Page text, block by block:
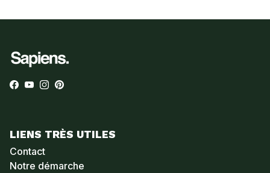
Facebook
YouTube
Instagram
Pinterest
LIENS TRÈS UTILES
Contact
Notre démarche